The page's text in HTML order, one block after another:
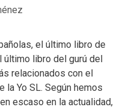
el último libro de
último libro del gurú del
relacionados con el
Yo SL. Según hemos
escaso en la actualidad,